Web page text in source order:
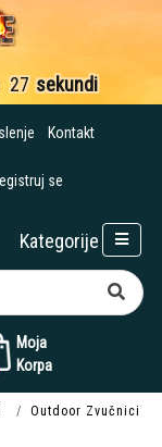
27 sekundi
Kontakt
se
Moja
Korpa
Kategorije
Outdoor Zvučnici